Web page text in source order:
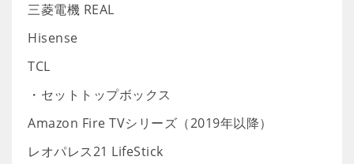
三菱電機 REAL
Hisense
TCL
・セットトップボックス
Amazon Fire TVシリーズ（2019年以降）
レオパレス21 LifeStick